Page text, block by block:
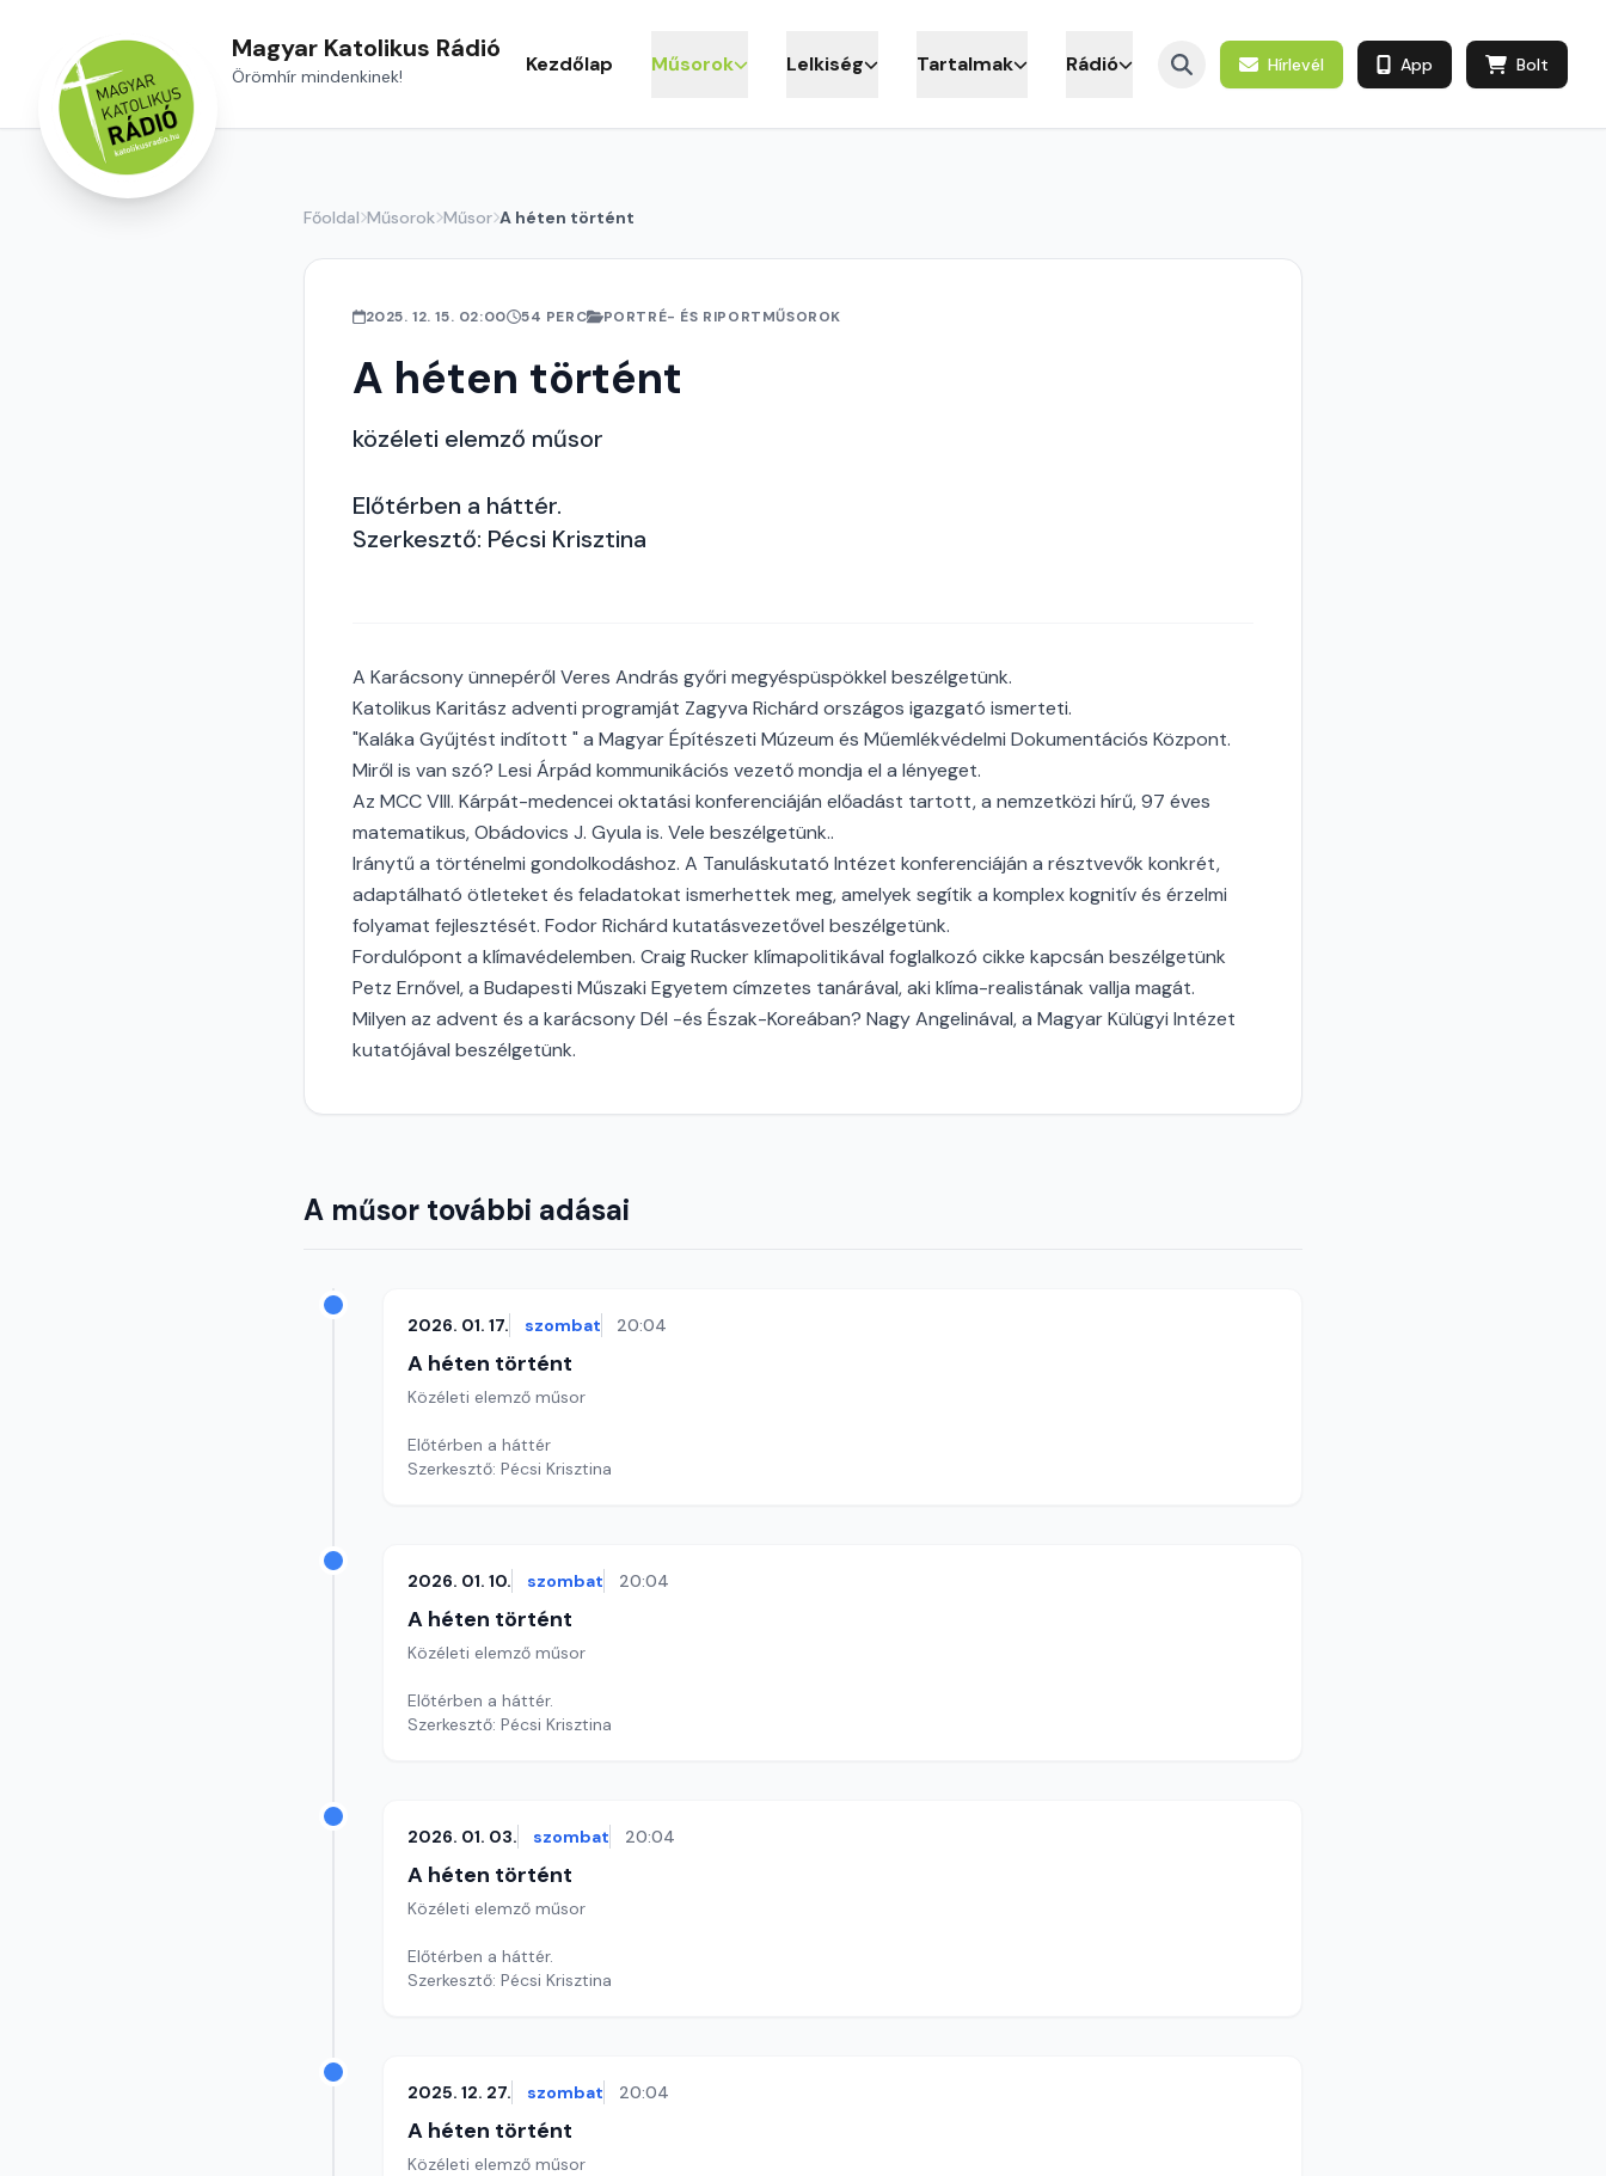
Magyar Katolikus Rádió
Örömhír mindenkinek! Kezdőlap Műsorok Lelkiség Tartalmak Rádió Hírlevél App Bolt
Főoldal Műsorok Műsor A héten történt
2025. 12. 15. 02:00 54 PERC PORTRÉ- ÉS RIPORTMŰSOROK
A héten történt
közéleti elemző műsor
Előtérben a háttér.
Szerkesztő: Pécsi Krisztina
A Karácsony ünnepéről Veres András győri megyéspüspökkel beszélgetünk.
Katolikus Karitász adventi programját Zagyva Richárd országos igazgató ismerteti.
"Kaláka Gyűjtést indított " a Magyar Építészeti Múzeum és Műemlékvédelmi Dokumentációs Központ.
Miről is van szó? Lesi Árpád kommunikációs vezető mondja el a lényeget.
Az MCC VIII. Kárpát-medencei oktatási konferenciáján előadást tartott, a nemzetközi hírű, 97 éves
matematikus, Obádovics J. Gyula is. Vele beszélgetünk..
Iránytű a történelmi gondolkodáshoz. A Tanuláskutató Intézet konferenciáján a résztvevők konkrét,
adaptálható ötleteket és feladatokat ismerhettek meg, amelyek segítik a komplex kognitív és érzelmi
folyamat fejlesztését. Fodor Richárd kutatásvezetővel beszélgetünk.
Fordulópont a klímavédelemben. Craig Rucker klímapolitikával foglalkozó cikke kapcsán beszélgetünk
Petz Ernővel, a Budapesti Műszaki Egyetem címzetes tanárával, aki klíma-realistának vallja magát.
Milyen az advent és a karácsony Dél -és Észak-Koreában? Nagy Angelinával, a Magyar Külügyi Intézet
kutatójával beszélgetünk.
A műsor további adásai
2026. 01. 17. szombat 20:04
A héten történt
Közéleti elemző műsor
Előtérben a háttér
Szerkesztő: Pécsi Krisztina
2026. 01. 10. szombat 20:04
A héten történt
Közéleti elemző műsor
Előtérben a háttér.
Szerkesztő: Pécsi Krisztina
2026. 01. 03. szombat 20:04
A héten történt
Közéleti elemző műsor
Előtérben a háttér.
Szerkesztő: Pécsi Krisztina
2025. 12. 27. szombat 20:04
A héten történt
Közéleti elemző műsor